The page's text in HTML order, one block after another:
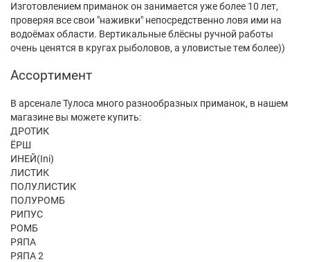
Изготовлением приманок он занимается уже более 10 лет,
проверяя все свои "наживки" непосредственно ловя ими на
водоёмах области. Вертикальные блёсны ручной работы
очень ценятся в кругах рыболовов, а уловистые тем более))
Ассортимент
В арсенале Тулоса много разнообразных приманок, в нашем
магазине вы можете купить:
ДРОТИК
ЁРШ
ИНЕЙ(Ini)
ЛИСТИК
ПОЛУЛИСТИК
ПОЛУРОМБ
РИПУС
РОМБ
РЯПА
РЯПА 2